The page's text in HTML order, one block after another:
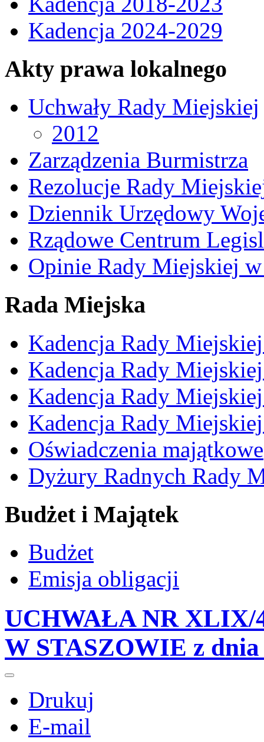
Kadencja 2024-2029
Akty prawa lokalnego
Uchwały Rady Miejskiej
2012
Zarządzenia Burmistrza
Rezolucje Rady
Dziennik Urzędowy
Rządowe Centrum
Opinie Rady Miejskiej w
Rada Miejska
Kadencja Rady
Kadencja Rady
Kadencja Rady
Kadencja Rady
Oświadczenia majątkowe
Dyżury Radnych Rady
Budżet i Majątek
Budżet
Emisja obligacji
UCHWAŁA NR XLIX/
W STASZOWIE z dnia
Drukuj
E-mail